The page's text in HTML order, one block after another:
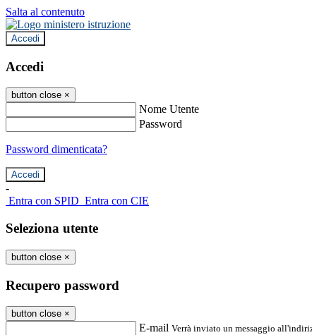
Salta al contenuto
Accedi
Accedi
button close ×
Nome Utente
Password
Password dimenticata?
-
Entra con SPID Entra con CIE
Seleziona utente
button close ×
Recupero password
button close ×
E-mail Verrà inviato un messaggio